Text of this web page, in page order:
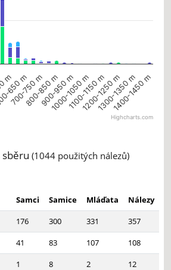
m
650 m
700-750 m
800-850 m
900-950 m
1000-1050 m
1100-1150 m
1200-1250 m
1300-1350 m
1400-1450 m
Highcharts.com
(1044 použitých nálezů)
Samci Samice Mláďata
Nálezy
176 300 331
357
41 83 107
108
1 8 2
12